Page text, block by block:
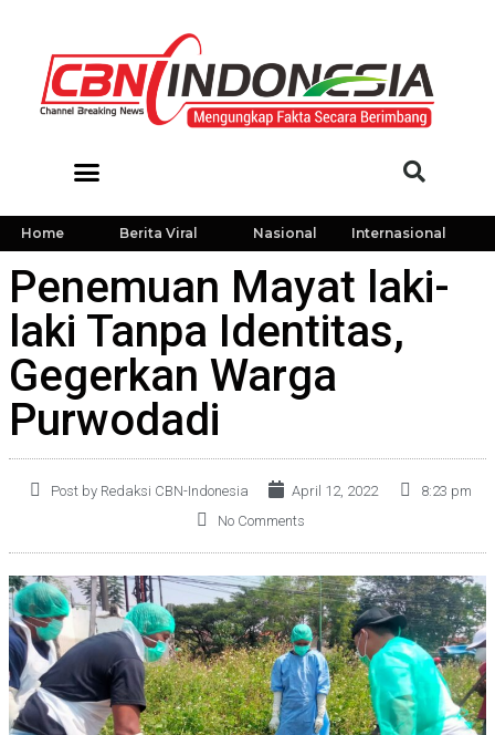
Home Berita Viral Nasional Internasional
Penemuan Mayat laki-
laki Tanpa Identitas,
Gegerkan Warga
Purwodadi
Post by Redaksi CBN-Indonesia April 12, 2022
8:23 pm
No Comments